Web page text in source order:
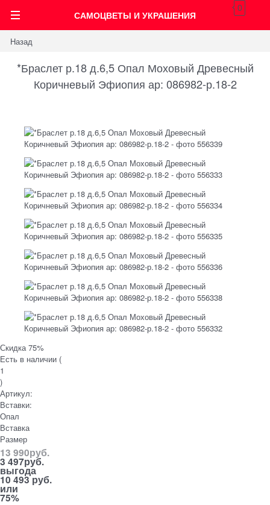
САМОЦВЕТЫ И УКРАШЕНИЯ
0
Назад
*Браслет р.18 д.6,5 Опал Моховый Древесный
Коричневый Эфиопия ар: 086982-р.18-2
Скидка 75%
Есть в наличии (
1
)
Артикул:
Вставки:
Опал
Вставка
Размер
13 990руб.
3 497руб.
выгода
10 493 руб.
или
75%